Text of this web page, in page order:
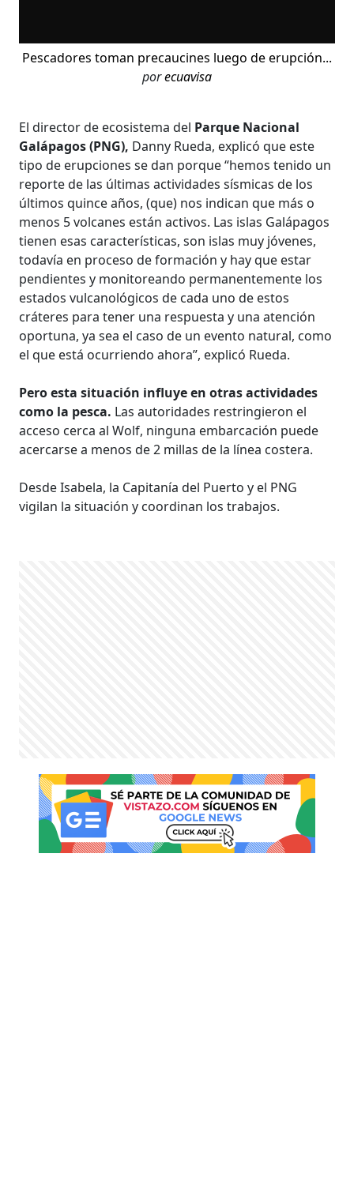
Pescadores toman precaucines luego de erupción...
porecuavisa
El director de ecosistema del Parque Nacional
Galápagos (PNG), Danny Rueda, explicó que este
tipo de erupciones se dan porque “hemos tenido un
reporte de las últimas actividades sísmicas de los
últimos quince años, (que) nos indican que más o
menos 5 volcanes están activos. Las islas Galápagos
tienen esas características, son islas muy jóvenes,
todavía en proceso de formación y hay que estar
pendientes y monitoreando permanentemente los
estados vulcanológicos de cada uno de estos
cráteres para tener una respuesta y una atención
oportuna, ya sea el caso de un evento natural, como
el que está ocurriendo ahora”, explicó Rueda.
Pero esta situación influye en otras actividades
como la pesca. Las autoridades restringieron el
acceso cerca al Wolf, ninguna embarcación puede
acercarse a menos de 2 millas de la línea costera.
Desde Isabela, la Capitanía del Puerto y el PNG
vigilan la situación y coordinan los trabajos.